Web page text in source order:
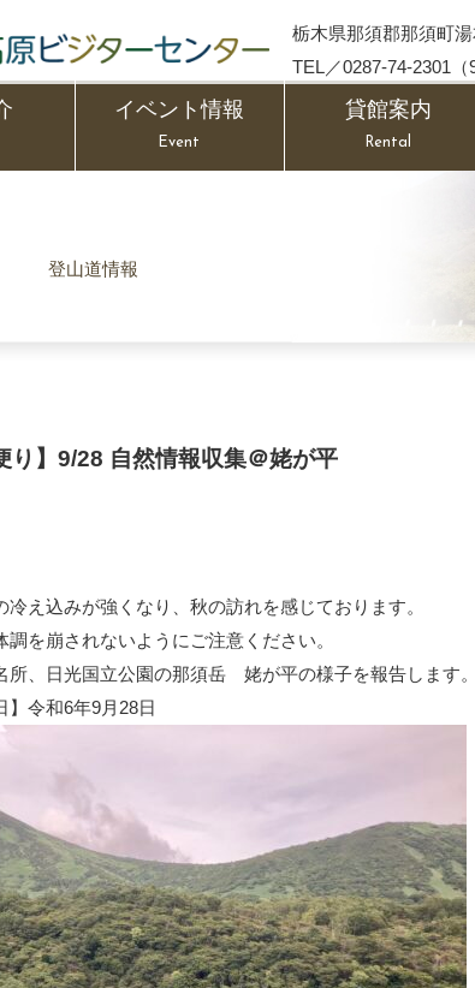
栃木県那須郡那須町
TEL／0287-74-2301
イベント情報
Event
貸館案内
Rental
登山道情報
り】9/28 自然情報収集＠姥が平
冷え込みが強くなり、秋の訪れを感じております。
調を崩されないようにご注意ください。
所、日光国立公園の那須岳 姥が平の様子を報告します。
】令和6年9月28日